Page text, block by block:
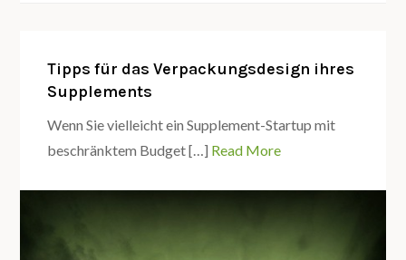
Tipps für das Verpackungsdesign ihres
Supplements
Wenn Sie vielleicht ein Supplement-Startup mit
beschränktem Budget […] Read More